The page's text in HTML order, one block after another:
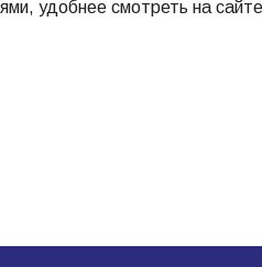
удобнее смотреть на